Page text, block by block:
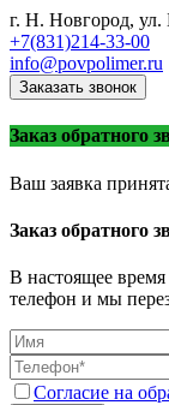
г. Н. Новгород, ул.
+7(831)214-33-00
info@povpolimer.ru
Заказать звонок
Заказ обратного
Ваш заявка
Заказ обратного
В настоящее
телефон и мы
Согласие на